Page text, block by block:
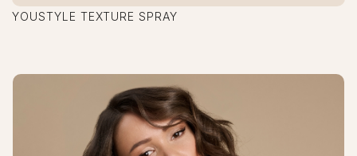
YOUSTYLE TEXTURE SPRAY